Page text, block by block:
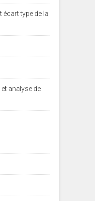
écart type de la
analyse de